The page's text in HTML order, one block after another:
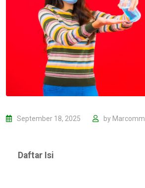
September 18, 2025 by Marcomm
Daftar Isi